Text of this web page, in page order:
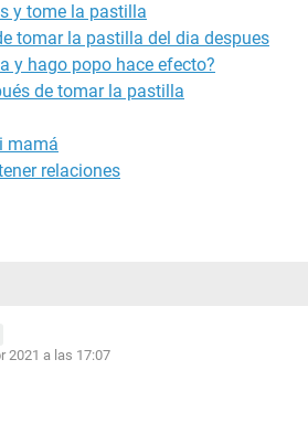
y tome la pastilla
tomar la pastilla del dia despues
y hago popo hace efecto?
de tomar la pastilla
mamá
relaciones
2021 a las 17:07